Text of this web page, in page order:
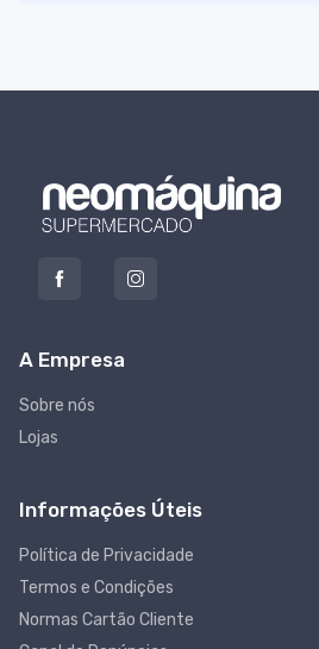
A Empresa
Sobre nós
Lojas
Informações Úteis
Política de Privacidade
Termos e Condições
Normas Cartão Cliente